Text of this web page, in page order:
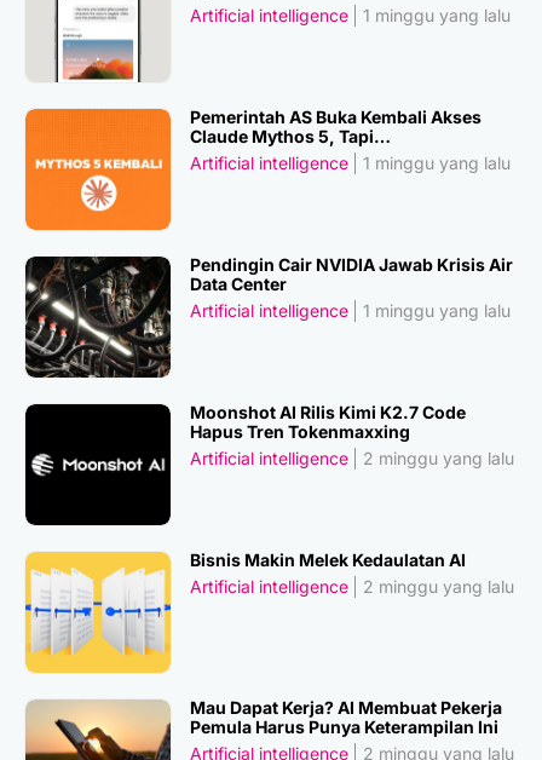
Artificial intelligence
1 minggu yang lalu
Pemerintah AS Buka Kembali Akses
Claude Mythos 5, Tapi…
Artificial intelligence
1 minggu yang lalu
Pendingin Cair NVIDIA Jawab Krisis Air
Data Center
Artificial intelligence
1 minggu yang lalu
Moonshot AI Rilis Kimi K2.7 Code
Hapus Tren Tokenmaxxing
Artificial intelligence
2 minggu yang lalu
Bisnis Makin Melek Kedaulatan AI
Artificial intelligence
2 minggu yang lalu
Mau Dapat Kerja? AI Membuat Pekerja
Pemula Harus Punya Keterampilan Ini
Artificial intelligence
2 minggu yang lalu